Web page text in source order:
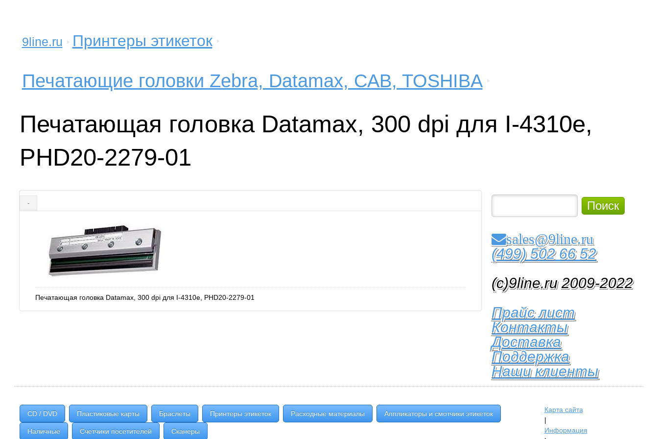
9line.ru Принтеры этикеток
Печатающие головки Zebra, Datamax, CAB, TOSHIBA
Печатающая головка Datamax, 300 dpi для I-4310e,
PHD20-2279-01
-
Печатающая головка Datamax, 300 dpi для I-4310e, PHD20-2279-01
Поиск
sales@9line.ru
(499) 502 66 52
(c)9line.ru 2009-2022
Прайс лист
Контакты
Доставка
Поддержка
Наши клиенты
CD / DVD Пластиковые карты Браслеты Принтеры этикеток Расходные материалы Аппликаторы и смотчики этикеток
Наличные Счетчики посетителей Сканеры
Карта сайта
|
Информация